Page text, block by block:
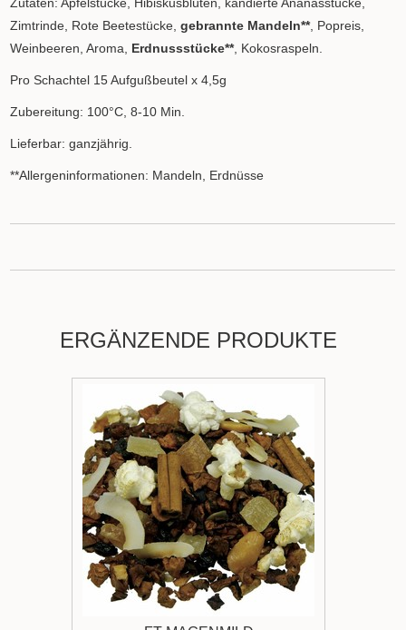
Zimtrinde, Rote Beetestücke,gebrannte Mandeln**, Popreis,
Weinbeeren, Aroma, Erdnussstücke**, Kokosraspeln.
Pro Schachtel 15 Aufgußbeutel x 4,5g
Zubereitung: 100°C, 8-10 Min.
Lieferbar: ganzjährig.
**Allergeninformationen: Mandeln, Erdnüsse
ERGÄNZENDE PRODUKTE